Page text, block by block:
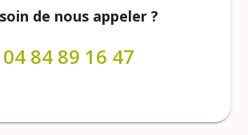
de nous appeler ?
04 84 89 16 47